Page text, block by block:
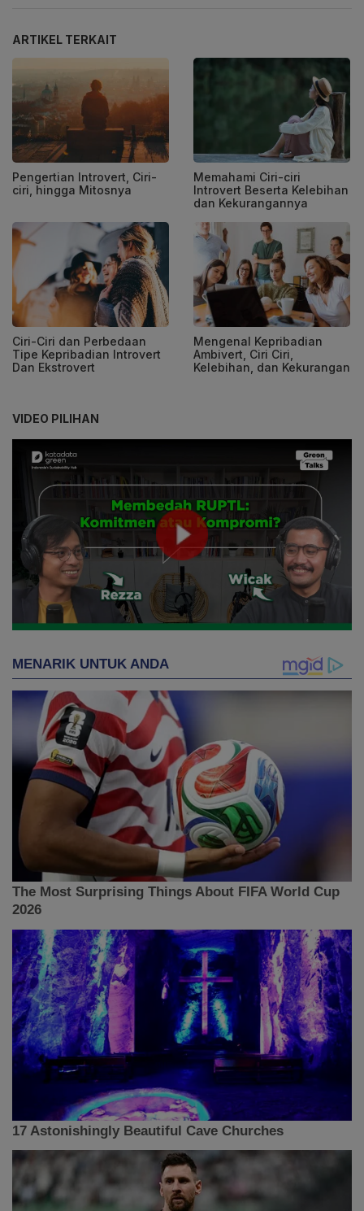
ARTIKEL TERKAIT
Pengertian Introvert, Ciri-
ciri, hingga Mitosnya
Memahami Ciri-ciri
Introvert Beserta Kelebihan
dan Kekurangannya
Ciri-Ciri dan Perbedaan
Tipe Kepribadian Introvert
Dan Ekstrovert
Mengenal Kepribadian
Ambivert, Ciri Ciri,
Kelebihan, dan Kekurangan
VIDEO PILIHAN